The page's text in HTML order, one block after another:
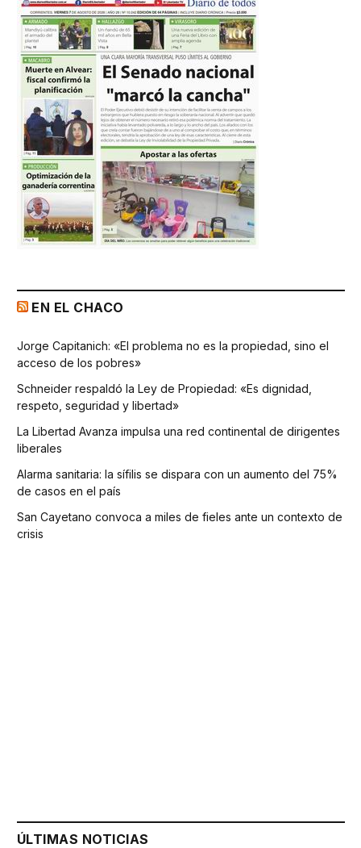
EN EL CHACO
Jorge Capitanich: «El problema no es la propiedad, sino el
acceso de los pobres»
Schneider respaldó la Ley de Propiedad: «Es dignidad,
respeto, seguridad y libertad»
La Libertad Avanza impulsa una red continental de dirigentes
liberales
Alarma sanitaria: la sífilis se dispara con un aumento del 75%
de casos en el país
San Cayetano convoca a miles de fieles ante un contexto de
crisis
ÚLTIMAS NOTICIAS